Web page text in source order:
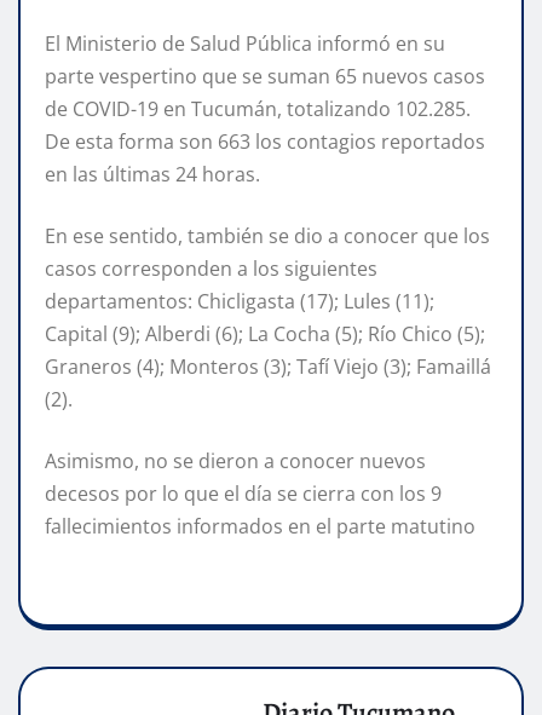
El Ministerio de Salud Pública informó en su
parte vespertino que se suman 65 nuevos casos
de COVID-19 en Tucumán, totalizando 102.285.
De esta forma son 663 los contagios reportados
en las últimas 24 horas.
En ese sentido, también se dio a conocer que los
casos corresponden a los siguientes
departamentos: Chicligasta (17); Lules (11);
Capital (9); Alberdi (6); La Cocha (5); Río Chico (5);
Graneros (4); Monteros (3); Tafí Viejo (3); Famaillá
(2).
Asimismo, no se dieron a conocer nuevos
decesos por lo que el día se cierra con los 9
fallecimientos informados en el parte matutino